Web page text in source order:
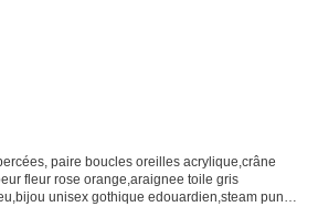
paire boucles oreilles acrylique,crâne
fleur rose orange,araignee toile gris
unisex gothique edouardien,steam punk